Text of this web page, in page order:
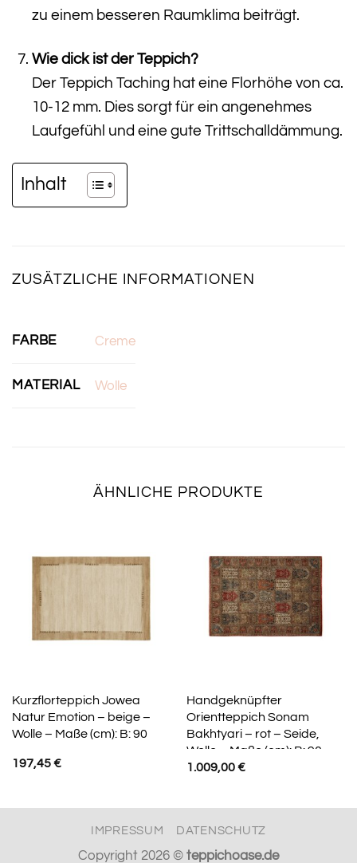
zu einem besseren Raumklima beiträgt.
Wie dick ist der Teppich?
Der Teppich Taching hat eine Florhöhe von ca.
10-12 mm. Dies sorgt für ein angenehmes
Laufgefühl und eine gute Trittschalldämmung.
Inhalt
ZUSÄTZLICHE INFORMATIONEN
FARBE Creme
MATERIAL Wolle
ÄHNLICHE PRODUKTE
Kurzflorteppich Jowea
Natur Emotion – beige –
Wolle – Maße (cm): B: 90
197,45€
Handgeknüpfter
Orientteppich Sonam
Bakhtyari – rot – Seide,
Wolle – Maße (cm): B: 90
1.009,00€
IMPRESSUM DATENSCHUTZ
Copyright 2026 © teppichoase.de